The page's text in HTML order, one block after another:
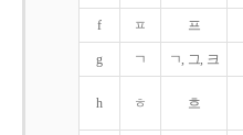
f ㅍ 프
g ㄱ ㄱ, 그, 크
h ㅎ 흐